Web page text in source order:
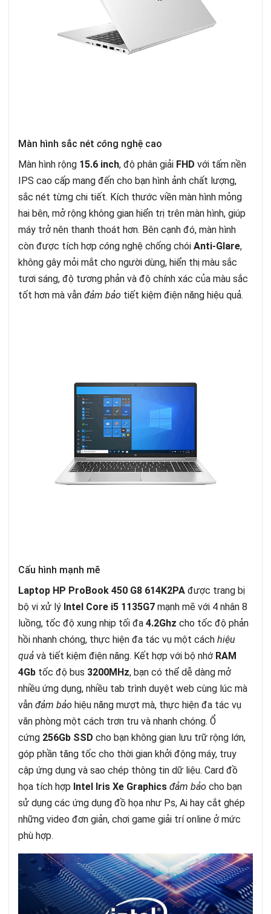
Màn hình sắc nét công nghệ cao
Màn hình rộng 15.6 inch, độ phân giải FHD với tấm nền
IPS cao cấp mang đến cho bạn hình ảnh chất lượng,
sắc nét từng chi tiết. Kích thước viền màn hình mỏng
hai bên, mở rộng không gian hiển trị trên màn hình, giúp
máy trở nên thanh thoát hơn. Bên cạnh đó, màn hình
còn được tích hợp công nghệ chống chói Anti-Glare,
không gây mỏi mắt cho người dùng, hiển thị màu sắc
tươi sáng, độ tương phản và độ chính xác của màu sắc
tốt hơn mà vẫn đảm bảo tiết kiệm điện năng hiệu quả.
Cấu hình mạnh mẽ
Laptop HP ProBook 450 G8 614K2PA được trang bị
bộ vi xử lý Intel Core i5 1135G7 mạnh mẽ với 4 nhân 8
luồng, tốc độ xung nhịp tối đa 4.2Ghz cho tốc độ phản
hồi nhanh chóng, thực hiện đa tác vụ một cách hiệu
quả và tiết kiệm điện năng. Kết hợp với bộ nhớ RAM
4Gb tốc độ bus 3200MHz, bạn có thể dễ dàng mở
nhiều ứng dụng, nhiều tab trình duyệt web cùng lúc mà
vẫn đảm bảo hiệu năng mượt mà, thực hiện đa tác vụ
văn phòng một cách trơn tru và nhanh chóng. Ổ
cứng 256Gb SSD cho bạn không gian lưu trữ rộng lớn,
góp phần tăng tốc cho thời gian khởi động máy, truy
cập ứng dụng và sao chép thông tin dữ liệu. Card đồ
họa tích hợp Intel Iris Xe Graphics đảm bảo cho bạn
sử dụng các ứng dụng đồ họa như Ps, Ai hay cắt ghép
những video đơn giản, chơi game giải trí online ở mức
phù hợp.